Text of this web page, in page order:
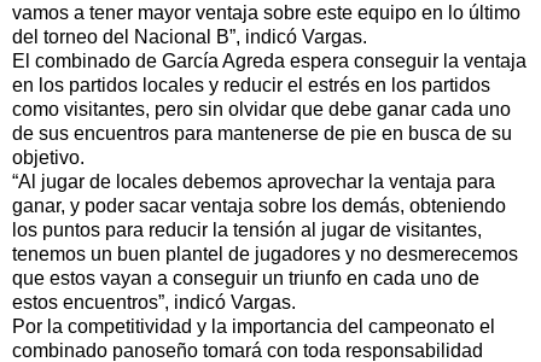
vamos a tener mayor ventaja sobre este equipo en lo último
del torneo del Nacional B”, indicó Vargas.
El combinado de García Agreda espera conseguir la ventaja
en los partidos locales y reducir el estrés en los partidos
como visitantes, pero sin olvidar que debe ganar cada uno
de sus encuentros para mantenerse de pie en busca de su
objetivo.
“Al jugar de locales debemos aprovechar la ventaja para
ganar, y poder sacar ventaja sobre los demás, obteniendo
los puntos para reducir la tensión al jugar de visitantes,
tenemos un buen plantel de jugadores y no desmerecemos
que estos vayan a conseguir un triunfo en cada uno de
estos encuentros”, indicó Vargas.
Por la competitividad y la importancia del campeonato el
combinado panoseño tomará con toda responsabilidad